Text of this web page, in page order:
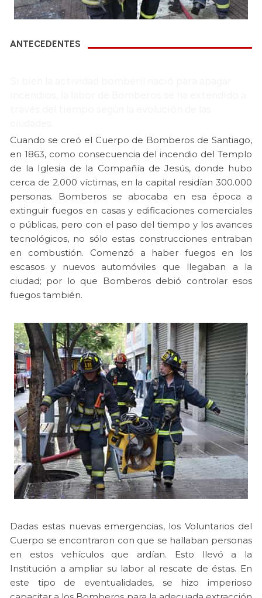
ANTECEDENTES
Cuando se creó el Cuerpo de Bomberos de Santiago,
en 1863, como consecuencia del incendio del Templo
de la Iglesia de la Compañía de Jesús, donde hubo
cerca de 2.000 víctimas, en la capital residían 300.000
personas. Bomberos se abocaba en esa época a
extinguir fuegos en casas y edificaciones comerciales
o públicas, pero con el paso del tiempo y los avances
tecnológicos, no sólo estas construcciones entraban
en combustión. Comenzó a haber fuegos en los
escasos y nuevos automóviles que llegaban a la
ciudad; por lo que Bomberos debió controlar esos
fuegos también.
Dadas estas nuevas emergencias, los Voluntarios del
Cuerpo se encontraron con que se hallaban personas
en estos vehículos que ardían. Esto llevó a la
Institución a ampliar su labor al rescate de éstas. En
este tipo de eventualidades, se hizo imperioso